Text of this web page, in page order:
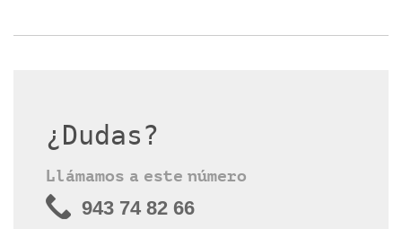
¿Dudas?
Llámamos a este número
943 74 82 66